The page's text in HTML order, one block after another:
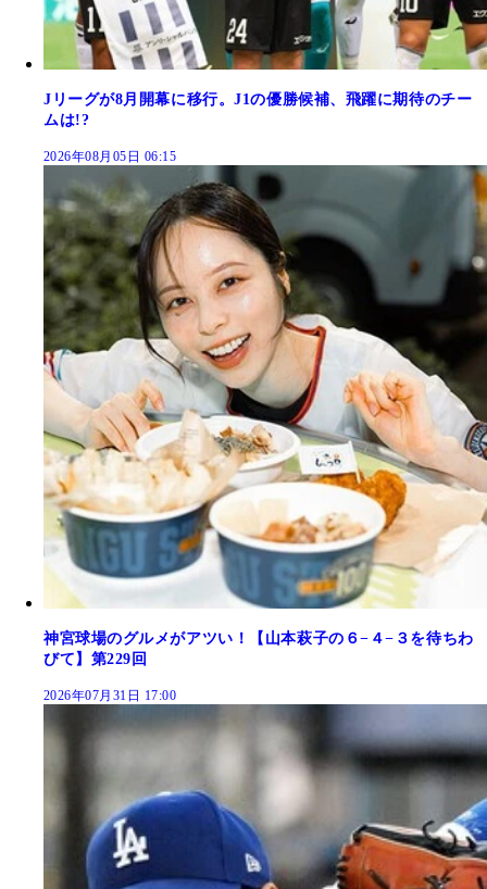
Jリーグが8月開幕に移行。J1の優勝候補、飛躍に期待のチー
ムは!?
2026年08月05日 06:15
神宮球場のグルメがアツい！【山本萩子の６−４−３を待ちわ
びて】第229回
2026年07月31日 17:00